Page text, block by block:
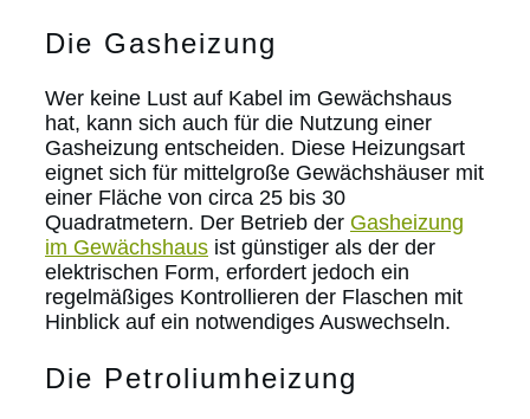
Die Gasheizung
Wer keine Lust auf Kabel im Gewächshaus
hat, kann sich auch für die Nutzung einer
Gasheizung entscheiden. Diese Heizungsart
eignet sich für mittelgroße Gewächshäuser mit
einer Fläche von circa 25 bis 30
Quadratmetern. Der Betrieb der Gasheizung
im Gewächshaus ist günstiger als der der
elektrischen Form, erfordert jedoch ein
regelmäßiges Kontrollieren der Flaschen mit
Hinblick auf ein notwendiges Auswechseln.
Die Petroliumheizung